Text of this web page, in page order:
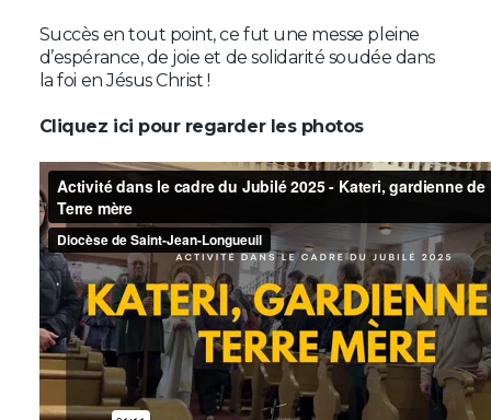
Succès en tout point, ce fut une messe pleine
d’espérance, de joie et de solidarité soudée dans
la foi en Jésus Christ !
Cliquez ici pour regarder les photos